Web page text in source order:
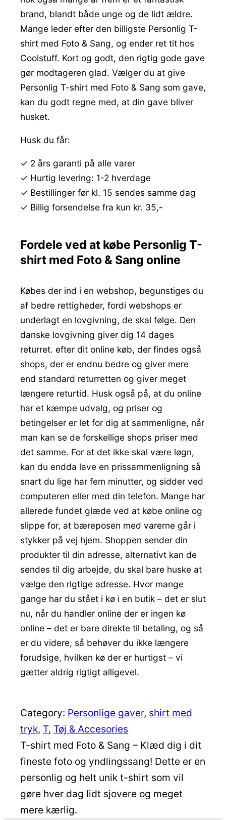
brand, blandt både unge og de lidt ældre.
Mange leder efter den billigste Personlig T-
shirt med Foto & Sang, og ender ret tit hos
Coolstuff. Kort og godt, den rigtig gode gave
gør modtageren glad. Vælger du at give
Personlig T-shirt med Foto & Sang som gave,
kan du godt regne med, at din gave bliver
husket.
Husk du får:
✓ 2 års garanti på alle varer
✓ Hurtig levering: 1-2 hverdage
✓ Bestillinger før kl. 15 sendes samme dag
✓ Billig forsendelse fra kun kr. 35,-
Fordele ved at købe Personlig T-
shirt med Foto & Sang online
Købes der ind i en webshop, begunstiges du
af bedre rettigheder, fordi webshops er
underlagt en lovgivning, de skal følge. Den
danske lovgivning giver dig 14 dages
returret. efter dit online køb, der findes også
shops, der er endnu bedre og giver mere
end standard returretten og giver meget
længere returtid. Husk også på, at du online
har et kæmpe udvalg, og priser og
betingelser er let for dig at sammenligne, når
man kan se de forskellige shops priser med
det samme. For at det ikke skal være løgn,
kan du endda lave en prissammenligning så
snart du lige har fem minutter, og sidder ved
computeren eller med din telefon. Mange har
allerede fundet glæde ved at købe online og
slippe for, at bæreposen med varerne går i
stykker på vej hjem. Shoppen sender din
produkter til din adresse, alternativt kan de
sendes til dig arbejde, du skal bare huske at
vælge den rigtige adresse. Hvor mange
gange har du stået i kø i en butik – det er slut
nu, når du handler online der er ingen kø
online – det er bare direkte til betaling, og så
er du videre, så behøver du ikke længere
forudsige, hvilken kø der er hurtigst – vi
gætter aldrig rigtigt alligevel.
Category: Personlige gaver, shirt med
tryk, T, Tøj & Accesories
T-shirt med Foto & Sang – Klæd dig i dit
fineste foto og yndlingssang! Dette er en
personlig og helt unik t-shirt som vil
gøre hver dag lidt sjovere og meget
mere kærlig.